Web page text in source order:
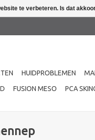
HUIDPROBLEMEN
FUSION MESO PCA
te verbeteren. Is dat